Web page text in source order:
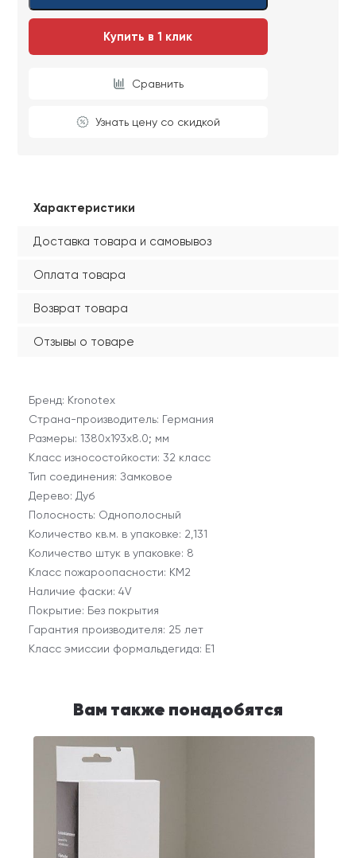
Купить в 1 клик
Сравнить
Узнать цену со скидкой
Характеристики
Доставка товара и самовывоз
Оплата товара
Возврат товара
Отзывы о товаре
Бренд: Kronotex
Страна-производитель: Германия
Размеры: 1380х193х8.0; мм
Класс износостойкости: 32 класс
Тип соединения: Замковое
Дерево: Дуб
Полосность: Однополосный
Количество кв.м. в упаковке: 2,131
Количество штук в упаковке: 8
Класс пожароопасности: КМ2
Наличие фаски: 4V
Покрытие: Без покрытия
Гарантия производителя: 25 лет
Класс эмиссии формальдегида: E1
Вам также понадобятся